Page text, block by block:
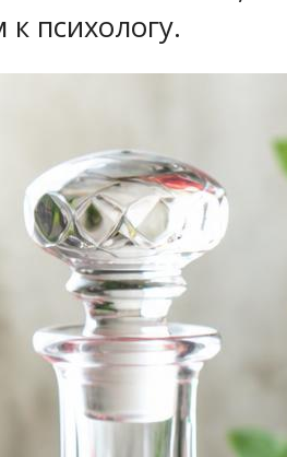
психологу.